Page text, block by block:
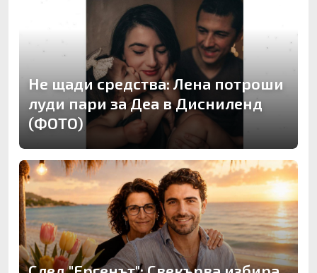
Не щади средства: Лена потроши
луди пари за Деа в Дисниленд
(ФОТО)